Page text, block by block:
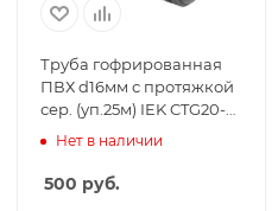
Труба гофрированная
ПВХ d16мм с протяжкой
сер. (уп.25м) IEK CTG20-
16-K41-025I
Нет в наличии
500 руб.